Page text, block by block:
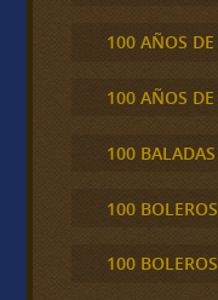
100 AÑOS DE
100 AÑOS DE
100 BALADAS
100 BOLEROS
100 BOLEROS